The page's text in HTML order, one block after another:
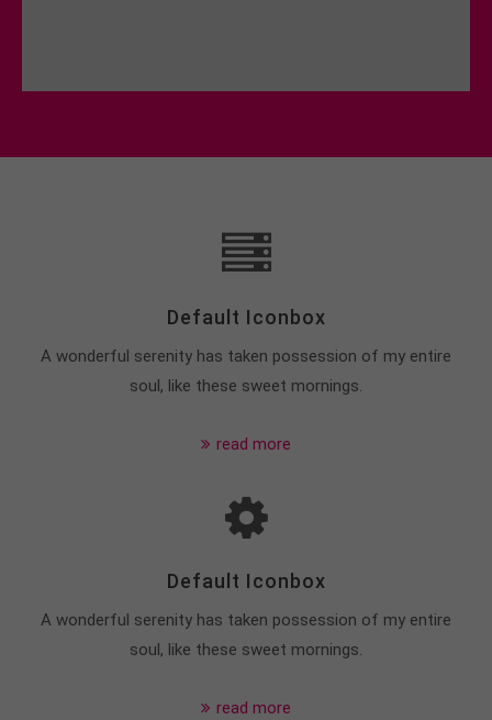
Default Iconbox
A wonderful serenity has taken possession of my entire
soul, like these sweet mornings.
read more
Default Iconbox
A wonderful serenity has taken possession of my entire
soul, like these sweet mornings.
read more